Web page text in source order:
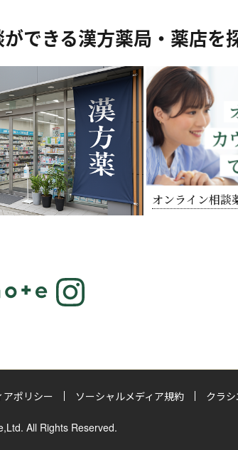
できる漢方薬局・薬店を
オンライン相談
アポリシー ソーシャルメディア規約 クラ
All Rights Reserved.